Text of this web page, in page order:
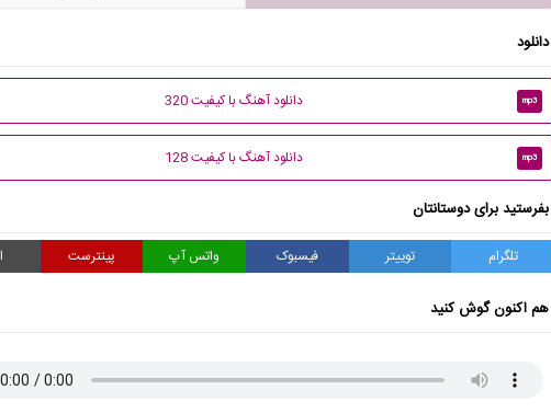
دانلود
mp3 دانلود آهنگ با کیفیت 320
mp3 دانلود آهنگ با کیفیت 128
بفرستید برای دوستانتان
تلگرام توییتر فیسبوک واتس آپ پینترست
هم اکنون گوش کنید